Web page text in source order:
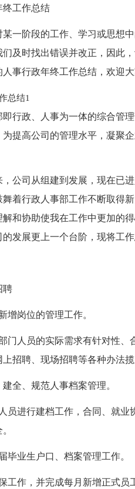
终工作总结
某一阶段的工作、学习或思想
及时找出错误并改正，因此
事行政年终工作总结，欢迎大
总结1
即行政、人事为一体的综合管
为提高公司的管理水平，凝聚
，公司从组建到发展，现在已
着行政人事部工作不断取得
和协助使我在工作中更加的
发展更上一个台阶，现将工作
聘
增岗位的管理工作。
门人员的实际需求有针对性
招聘、现场招聘等各种办法
全、规范人事档案管理。
员进行建档工作，合同、就业
毕业生户口、档案管理工作。
工作，并完成每月新增正式员